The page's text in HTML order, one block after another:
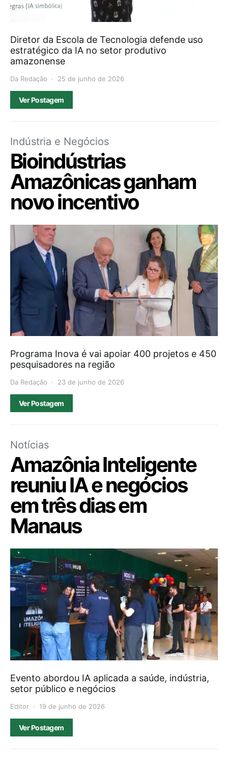
Diretor da Escola de Tecnologia defende uso
estratégico da IA no setor produtivo
amazonense
Da Redação 25 de junho de 2026
Ver Postagem
Indústria e Negócios
Bioindústrias
Amazônicas ganham
novo incentivo
Programa Inova é vai apoiar 400 projetos e 450
pesquisadores na região
Da Redação 23 de junho de 2026
Ver Postagem
Notícias
Amazônia Inteligente
reuniu IA e negócios
em três dias em
Manaus
Evento abordou IA aplicada a saúde, indústria,
setor público e negócios
Editor 19 de junho de 2026
Ver Postagem